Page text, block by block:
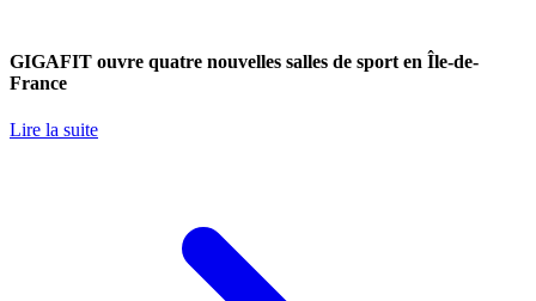
GIGAFIT ouvre quatre nouvelles salles de sport en Île-de-
France
Lire la suite